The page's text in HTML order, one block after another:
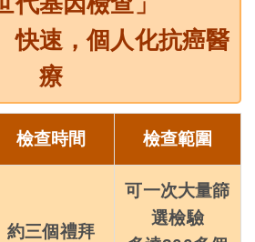
快速，個人化抗癌醫
療
檢查時間 檢查範圍
約三個禮拜
可一次大量篩
選檢驗